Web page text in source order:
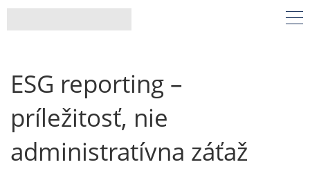
ESG reporting –
príležitosť, nie
administratívna záťaž